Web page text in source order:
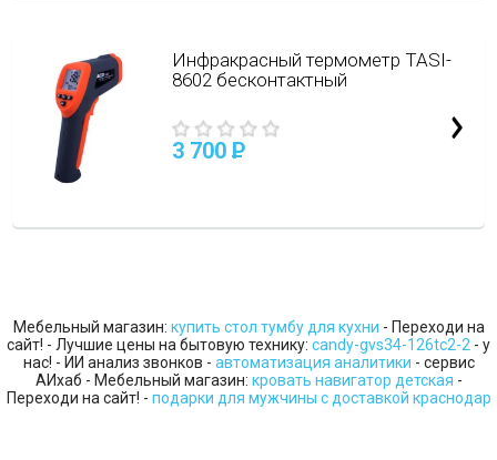
Инфракрасный термометр TASI-
8602 бесконтактный
3 700 P
Мебельный магазин: купить стол тумбу для кухни - Переходи на
сайт! - Лучшие цены на бытовую технику: candy-gvs34-126tc2-2 - у
нас! - ИИ анализ звонков - автоматизация аналитики - сервис
АИхаб - Мебельный магазин: кровать навигатор детская -
Переходи на сайт! - подарки для мужчины с доставкой краснодар